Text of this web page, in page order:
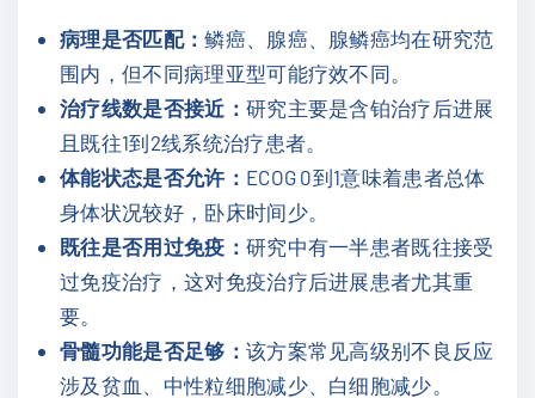
病理是否匹配：鳞癌、腺癌、腺鳞癌均在研究范
围内，但不同病理亚型可能疗效不同。
治疗线数是否接近： 研究主要是含铂治疗后进展
且既往1到2线系统治疗患者。
体能状态是否允许： ECOG 0到1意味着患者总体
身体状况较好，卧床时间少。
既往是否用过免疫： 研究中有一半患者既往接受
过免疫治疗，这对免疫治疗后进展患者尤其重
要。
骨髓功能是否足够： 该方案常见高级别不良反应
涉及贫血、中性粒细胞减少、白细胞减少。